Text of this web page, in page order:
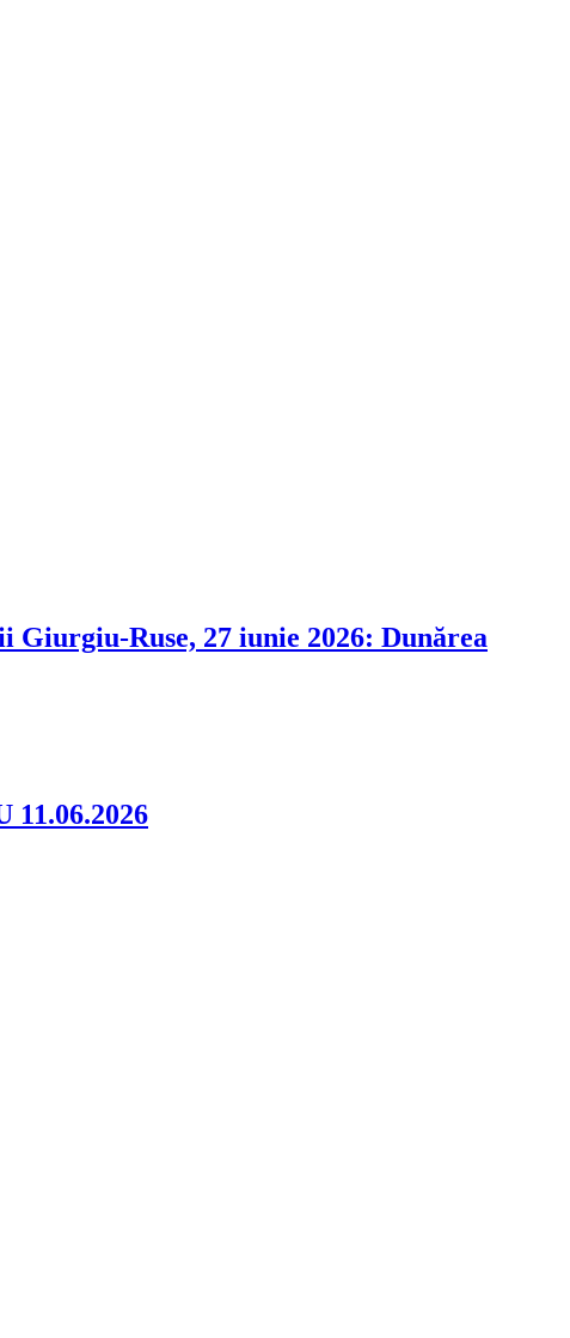
Giurgiu-Ruse, 27 iunie 2026: Dunărea